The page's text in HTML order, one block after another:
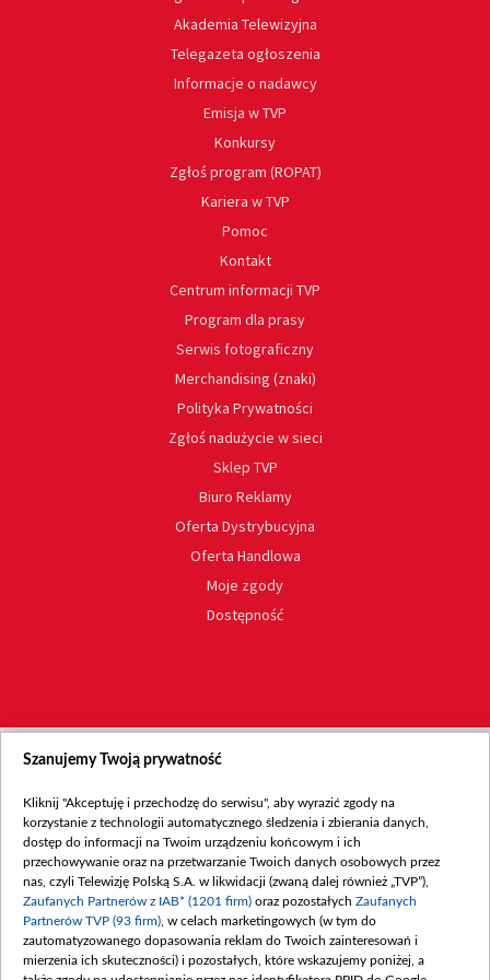
Akademia Telewizyjna
Telegazeta ogłoszenia
Informacje o nadawcy
Emisja w TVP
Konkursy
Zgłoś program (ROPAT)
Kariera w TVP
Pomoc
Kontakt
Centrum informacji TVP
Program dla prasy
Serwis fotograficzny
Merchandising (znaki)
Polityka Prywatności
Zgłoś nadużycie w sieci
Sklep TVP
Biuro Reklamy
Oferta Dystrybucyjna
Oferta Handlowa
Moje zgody
Dostępność
Szanujemy Twoją prywatność
Kliknij "Akceptuję i przechodzę do serwisu", aby wyrazić zgody na
korzystanie z technologii automatycznego śledzenia i zbierania danych,
dostęp do informacji na Twoim urządzeniu końcowym i ich
przechowywanie oraz na przetwarzanie Twoich danych osobowych przez
nas, czyli Telewizję Polską S.A. w likwidacji (zwaną dalej również „TVP”),
Zaufanych Partnerów z IAB* (1201 firm) oraz pozostałych Zaufanych
Partnerów TVP (93 firm) , w celach marketingowych (w tym do
zautomatyzowanego dopasowania reklam do Twoich zainteresowań i
mierzenia ich skuteczności) i pozostałych, które wskazujemy poniżej, a